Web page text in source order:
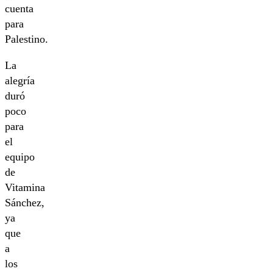
cuenta
para
Palestino.
La
alegría
duró
poco
para
el
equipo
de
Vitamina
Sánchez,
ya
que
a
los